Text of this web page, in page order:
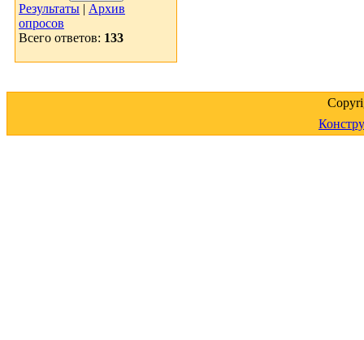
Результаты | Архив
опросов
Всего ответов: 133